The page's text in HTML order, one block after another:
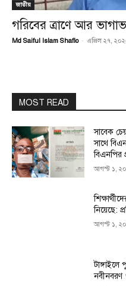
জাতীয়
গরিবের ত্রাণে আর
Md Saiful Islam Shaflo - এপ্রিল ২৭,
MOST READ
সাবেক
সাথে
বিএনপির
আগস্ট ১,
নিয়েছে:
আগস্ট ১,
নবীনবরণ